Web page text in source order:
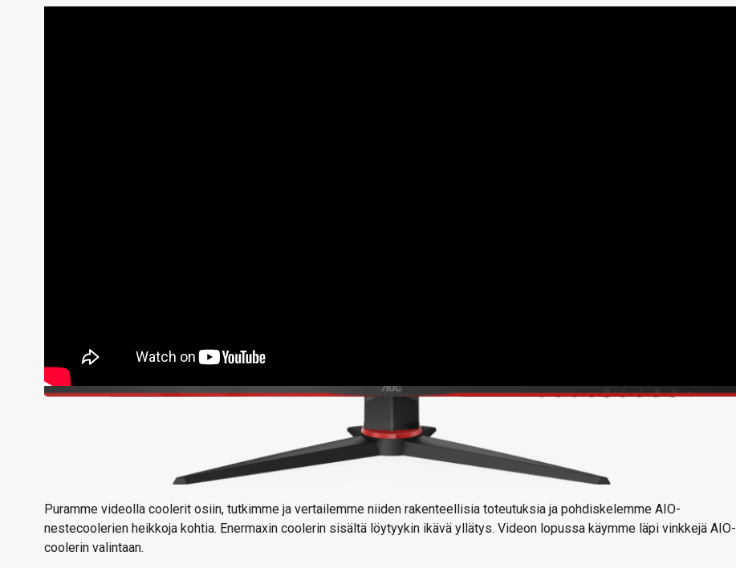
Puramme videolla coolerit osiin, tutkimme ja vertailemme niiden rakenteellisia toteutuksia ja pohdiskelemme AIO-
nestecoolerien heikkoja kohtia. Enermaxin coolerin sisältä löytyykin ikävä yllätys. Videon lopussa käymme läpi vinkkejä AIO-
coolerin valintaan.